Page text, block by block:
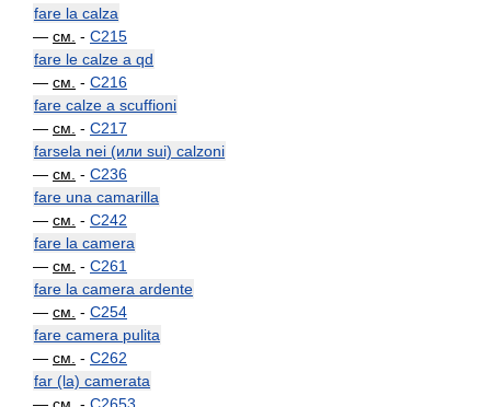
fare la calza
— см. - C215
fare le calze a qd
— см. - C216
fare calze a scuffioni
— см. - C217
farsela nei (или sui) calzoni
— см. - C236
fare una camarilla
— см. - C242
fare la camera
— см. - C261
fare la camera ardente
— см. - C254
fare camera pulita
— см. - C262
far (la) camerata